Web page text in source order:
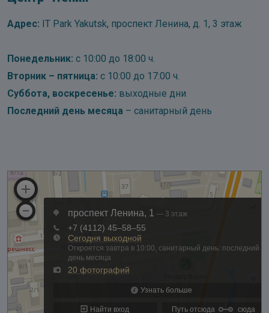
Адрес: IT Park Yakutsk, проспект Ленина, д. 1, 3 этаж
Понедельник: с 10:00 до 18:00 ч.
Вторник – пятница: с 10:00 до 17:00 ч.
Суббота, воскресенье: выходные дни
Последний день месяца – санитарный день